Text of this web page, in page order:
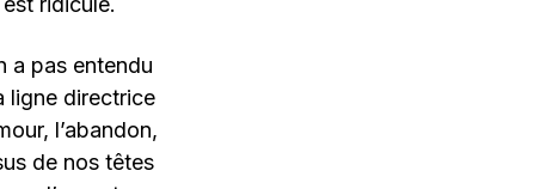
a pas entendu
ligne directrice
l’abandon,
de nos têtes